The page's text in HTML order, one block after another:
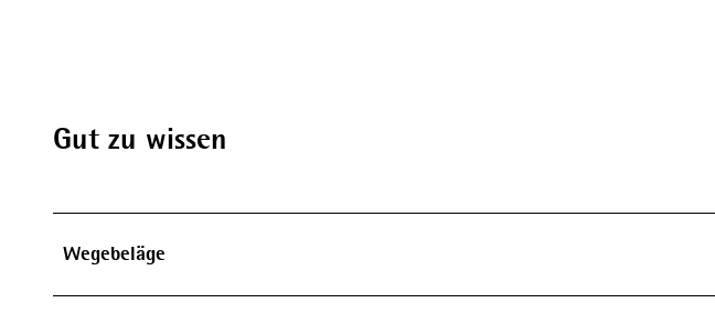
Gut zu wissen
Wegebeläge